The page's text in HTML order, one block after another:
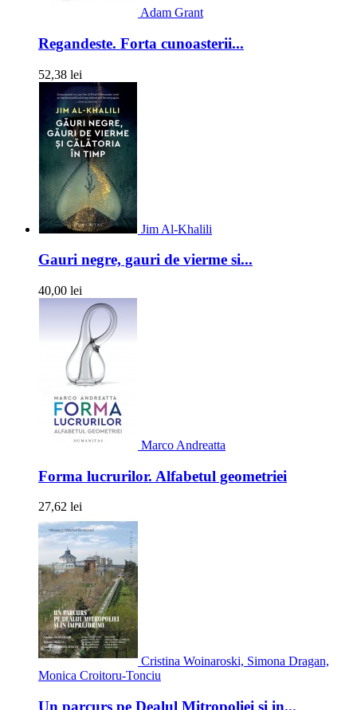
Adam Grant
Regandeste. Forta cunoasterii...
52,38 lei
Jim Al-Khalili
Gauri negre, gauri de vierme si...
40,00 lei
Marco Andreatta
Forma lucrurilor. Alfabetul geometriei
27,62 lei
Cristina Woinaroski, Simona Dragan,
Monica Croitoru-Tonciu
Un parcurs pe Dealul Mitropoliei si in...